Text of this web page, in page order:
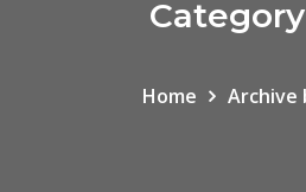
Home Archive